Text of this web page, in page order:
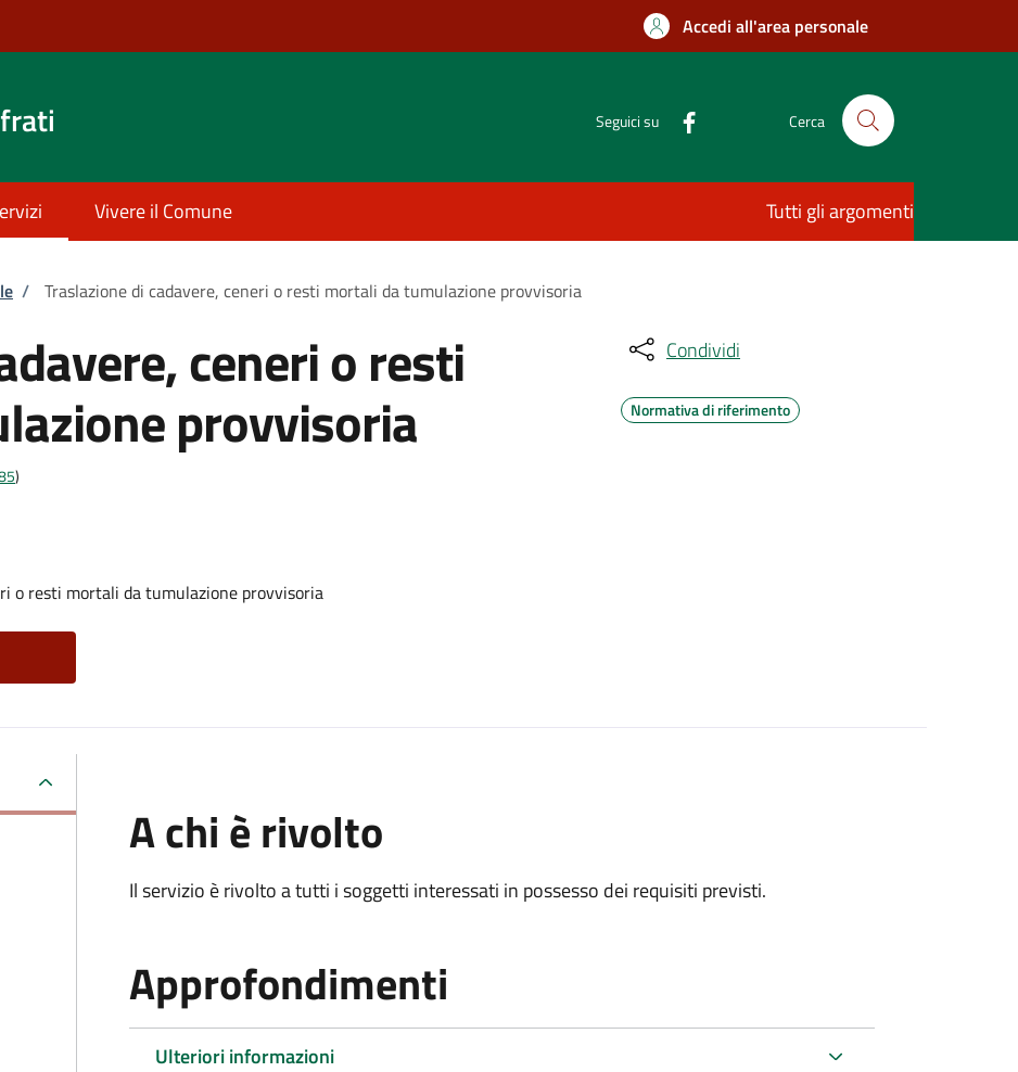
Accedi all'area personale
Seguici su Cerca
Vivere il Comune Tutti gli argomenti
/ Traslazione di cadavere, ceneri o resti mortali da tumulazione provvisoria
ceneri o resti
provvisoria
)
o resti mortali da tumulazione provvisoria
Condividi
Normativa di riferimento
A chi è rivolto
Il servizio è rivolto a tutti i soggetti interessati in possesso dei requisiti previsti.
Approfondimenti
Ulteriori informazioni